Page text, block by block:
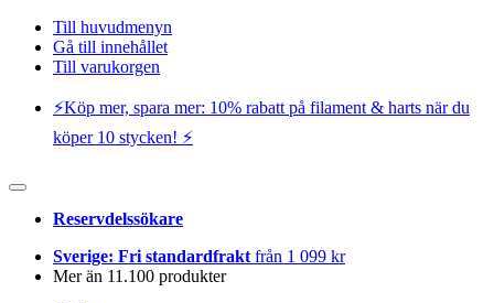
Till huvudmenyn
Gå till innehållet
Till varukorgen
⚡️Köp mer, spara mer: 10% rabatt på filament & harts när du
köper 10 stycken! ⚡️
Reservdelssökare
Sverige: Fri standardfrakt från 1 099 kr
Mer än 11.100 produkter